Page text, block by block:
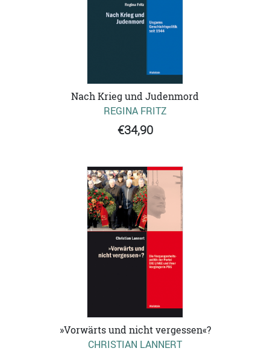
Nach Krieg und Judenmord
REGINA FRITZ
€34,90
»Vorwärts und nicht vergessen«?
CHRISTIAN LANNERT